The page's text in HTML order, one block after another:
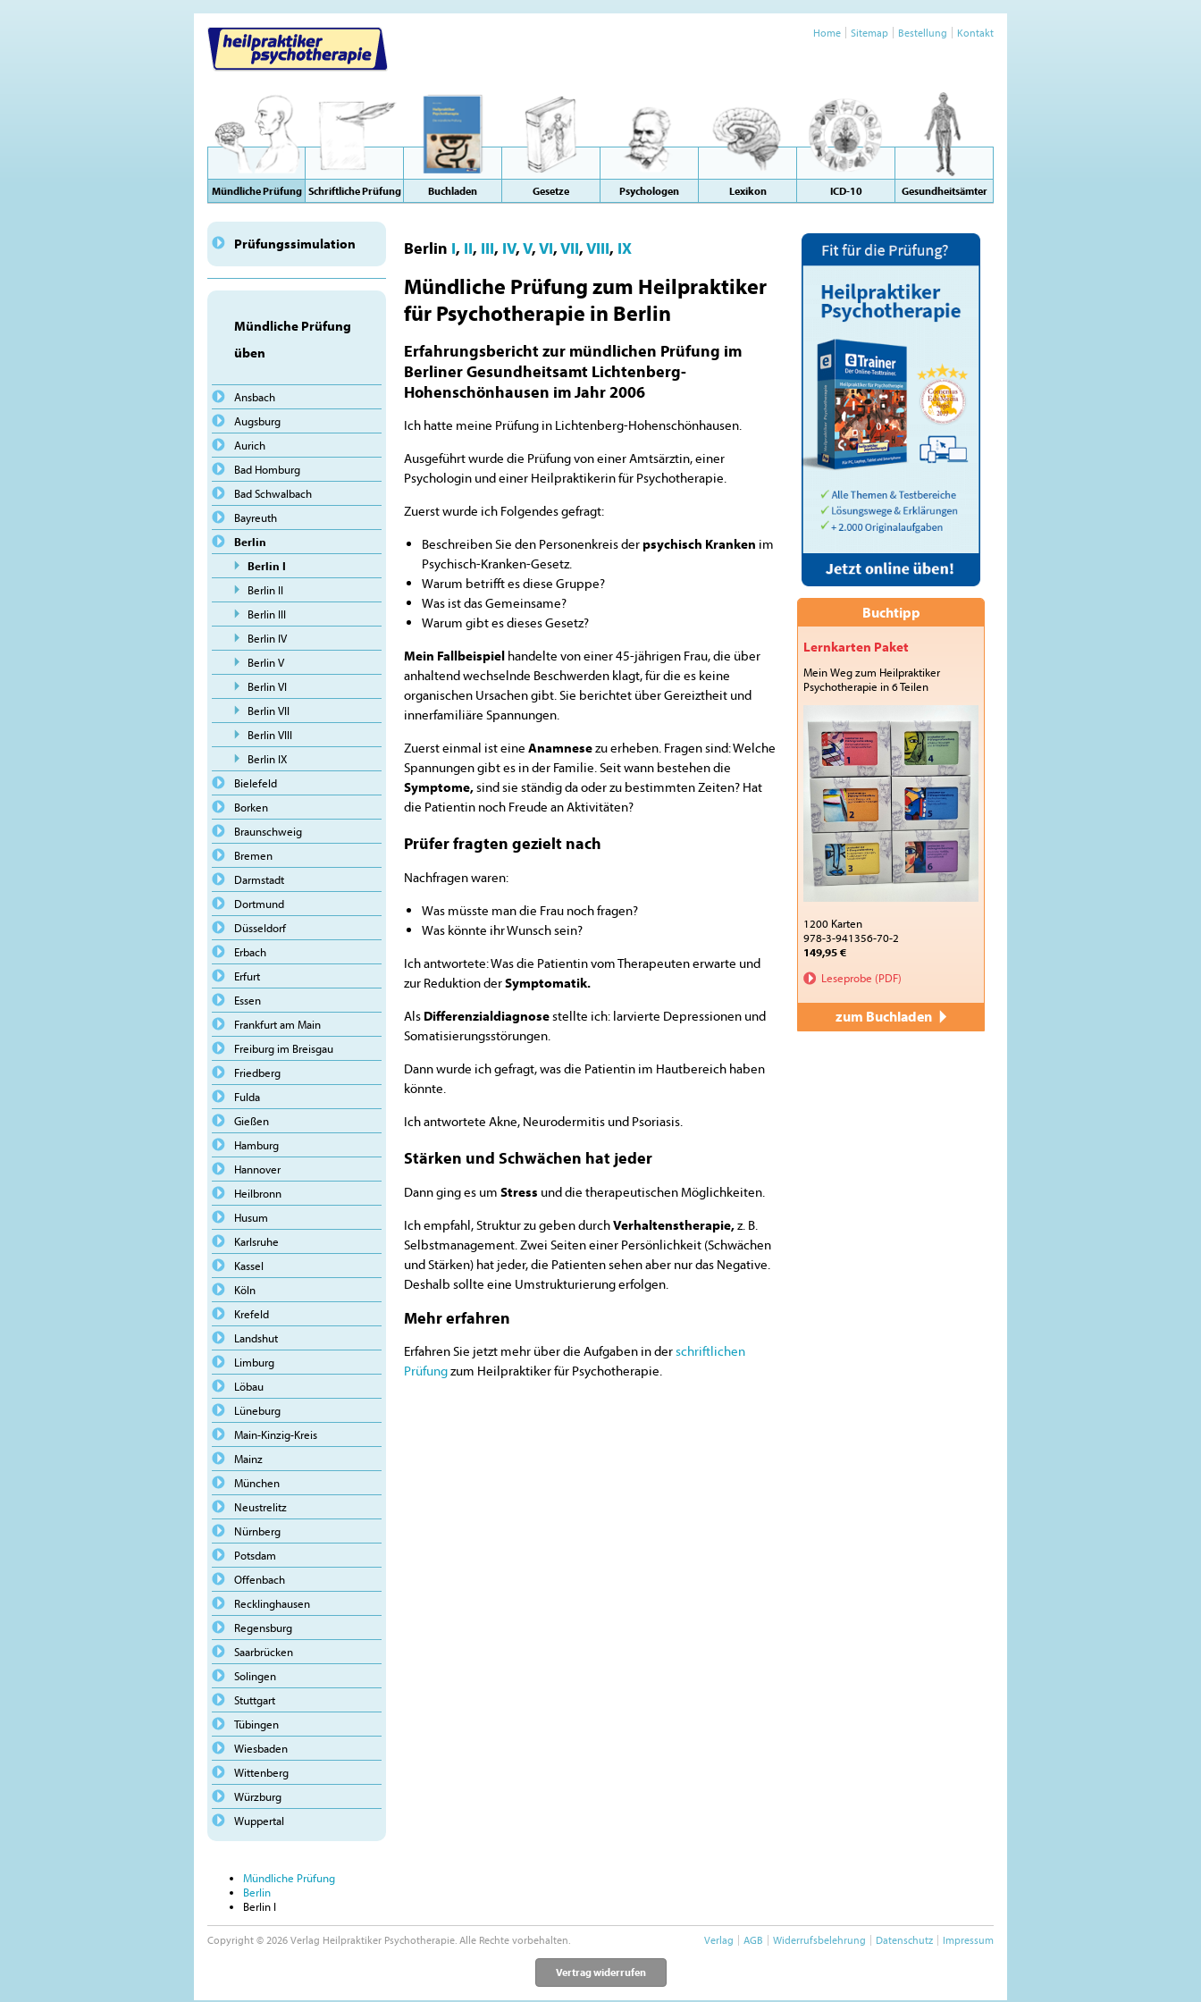
Home Sitemap Bestellung Kontakt
Mündliche Prüfung Schriftliche Prüfung Buchladen Gesetze Psychologen Lexikon ICD-10 Gesundheitsämter
Prüfungssimulation
Mündliche Prüfung
üben
Ansbach
Augsburg
Aurich
Bad Homburg
Bad Schwalbach
Bayreuth
Berlin
Berlin I
Berlin II
Berlin III
Berlin IV
Berlin V
Berlin VI
Berlin VII
Berlin VIII
Berlin IX
Bielefeld
Borken
Braunschweig
Bremen
Darmstadt
Dortmund
Düsseldorf
Erbach
Erfurt
Essen
Frankfurt am Main
Freiburg im Breisgau
Friedberg
Fulda
Gießen
Hamburg
Hannover
Heilbronn
Husum
Karlsruhe
Kassel
Köln
Krefeld
Landshut
Limburg
Löbau
Lüneburg
Main-Kinzig-Kreis
Mainz
München
Neustrelitz
Nürnberg
Potsdam
Offenbach
Recklinghausen
Regensburg
Saarbrücken
Solingen
Stuttgart
Tübingen
Wiesbaden
Wittenberg
Würzburg
Wuppertal
Berlin I, II, III, IV,V,VI,VII,VIII, IX
Mündliche Prüfung zum Heilpraktiker
für Psychotherapie in Berlin
Erfahrungsbericht zur mündlichen Prüfung im
Berliner Gesundheitsamt Lichtenberg-
Hohenschönhausen im Jahr 2006
Ich hatte meine Prüfung in Lichtenberg-Hohenschönhausen.
Ausgeführt wurde die Prüfung von einer Amtsärztin, einer
Psychologin und einer Heilpraktikerin für Psychotherapie.
Zuerst wurde ich Folgendes gefragt:
Beschreiben Sie den Personenkreis derpsychisch Kranken im
Psychisch-Kranken-Gesetz.
Warum betrifft es diese Gruppe?
Was ist das Gemeinsame?
Warum gibt es dieses Gesetz?
Mein Fallbeispiel handelte von einer 45-jährigen Frau, die über
anhaltend wechselnde Beschwerden klagt, für die es keine
organischen Ursachen gibt. Sie berichtet über Gereiztheit und
innerfamiliäre Spannungen.
Zuerst einmal ist eine Anamnesezu erheben. Fragen sind: Welche
Spannungen gibt es in der Familie. Seit wann bestehen die
Symptome,sind sie ständig da oder zu bestimmten Zeiten? Hat
die Patientin noch Freude an Aktivitäten?
Prüfer fragten gezielt nach
Nachfragen waren:
Was müsste man die Frau noch fragen?
Was könnte ihr Wunsch sein?
Ich antwortete: Was die Patientin vom Therapeuten erwarte und
zur Reduktion derSymptomatik.
Als Differenzialdiagnosestellte ich: larvierte Depressionen und
Somatisierungsstörungen.
Dann wurde ich gefragt, was die Patientin im Hautbereich haben
könnte.
Ich antwortete Akne, Neurodermitis und Psoriasis.
Stärken und Schwächen hat jeder
Dann ging es um Stress und die therapeutischen Möglichkeiten.
Ich empfahl, Struktur zu geben durchVerhaltenstherapie,z. B.
Selbstmanagement. Zwei Seiten einer Persönlichkeit (Schwächen
und Stärken) hat jeder, die Patienten sehen aber nur das Negative.
Deshalb sollte eine Umstrukturierung erfolgen.
Mehr erfahren
Erfahren Sie jetzt mehr über die Aufgaben in derschriftlichen
Prüfungzum Heilpraktiker für Psychotherapie.
Buchtipp
Lernkarten Paket
Mein Weg zum Heilpraktiker
Psychotherapie in 6 Teilen
1200 Karten
978-3-941356-70-2
149,95 €
Leseprobe (PDF)
zum Buchladen
Mündliche Prüfung
Berlin
Berlin I
Copyright © 2026 Verlag Heilpraktiker Psychotherapie. Alle Rechte vorbehalten. Verlag AGB Widerrufsbelehrung Datenschutz Impressum
Vertrag widerrufen